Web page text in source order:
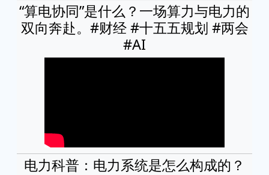
“算电协同”是什么？一场算力与电力的
双向奔赴。#财经 #十五五规划 #两会
#AI
电力科普：电力系统是怎么构成的？